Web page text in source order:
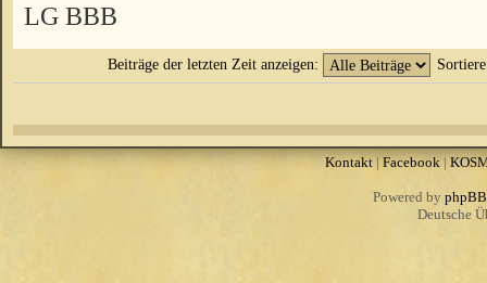
LG BBB
Beiträge der letzten Zeit anzeigen:
Kontakt|Facebook|
Powered by phpBB
Deutsche